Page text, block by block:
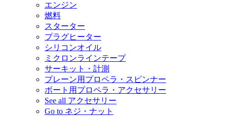
エンジン
燃料
スターター
プラグヒーター
シリコンオイル
ミクロンラインテープ
サーキット・計測
プレーン用プロペラ・スピンナー
ボート用プロペラ・アクセサリー
See all アクセサリー
Go to ネジ・ナット